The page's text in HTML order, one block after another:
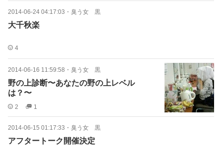
2014-06-24 04:17:03 ・ 臭う女 黒
大千秋楽
4
2014-06-16 11:59:58 ・ 臭う女 黒
野の上診断〜あなたの野の上レベル
は？〜
2 1
2014-06-15 01:17:33 ・ 臭う女 黒
アフタートーク開催決定